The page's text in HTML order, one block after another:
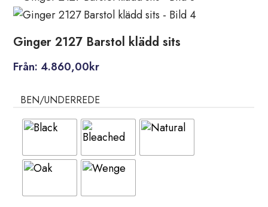
Ginger 2127 Barstol klädd sits
Från:4.860,00kr
BEN/UNDERREDE